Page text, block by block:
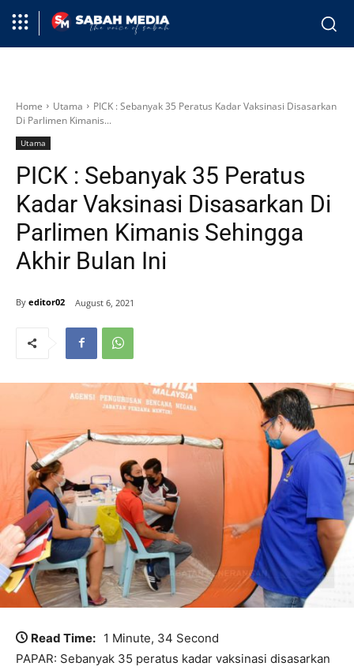
Home Utama
PICK : Sebanyak 35 Peratus Kadar Vaksinasi Disasarkan
Di Parlimen Kimanis...
Utama
PICK : Sebanyak 35 Peratus
Kadar Vaksinasi Disasarkan Di
Parlimen Kimanis Sehingga
Akhir Bulan Ini
By editor02 August 6, 2021
Read Time: 1 Minute, 34 Second
PAPAR: Sebanyak 35 peratus kadar vaksinasi disasarkan